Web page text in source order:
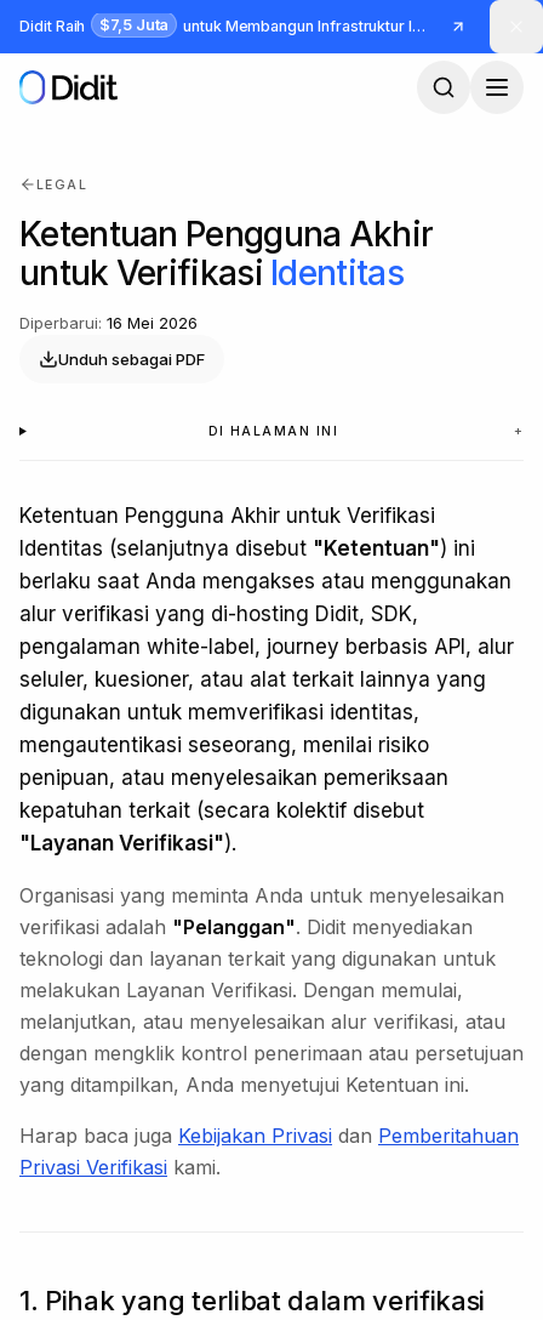
Lewati ke konten utama
Didit Raih $7,5 Juta untuk Membangun Infrastruktur Identitas dan Fraud
LEGAL
Ketentuan Pengguna Akhir
untuk Verifikasi Identitas
Diperbarui: 16 Mei 2026
Unduh sebagai PDF
DI HALAMAN INI +
Ketentuan Pengguna Akhir untuk Verifikasi
Identitas (selanjutnya disebut "Ketentuan") ini
berlaku saat Anda mengakses atau menggunakan
alur verifikasi yang di-hosting Didit, SDK,
pengalaman white-label, journey berbasis API, alur
seluler, kuesioner, atau alat terkait lainnya yang
digunakan untuk memverifikasi identitas,
mengautentikasi seseorang, menilai risiko
penipuan, atau menyelesaikan pemeriksaan
kepatuhan terkait (secara kolektif disebut
"Layanan Verifikasi").
Organisasi yang meminta Anda untuk menyelesaikan
verifikasi adalah "Pelanggan". Didit menyediakan
teknologi dan layanan terkait yang digunakan untuk
melakukan Layanan Verifikasi. Dengan memulai,
melanjutkan, atau menyelesaikan alur verifikasi, atau
dengan mengklik kontrol penerimaan atau persetujuan
yang ditampilkan, Anda menyetujui Ketentuan ini.
Harap baca juga Kebijakan Privasi dan Pemberitahuan
Privasi Verifikasi kami.
1. Pihak yang terlibat dalam verifikasi